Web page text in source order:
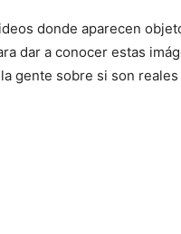
donde aparecen
dar a conocer estas
gente sobre si son reales